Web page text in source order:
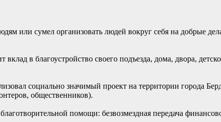
или сумел организовать людей вокруг себя на добрые
в благоустройство своего подъезда, дома, двора,
социально значимый проект на территории города
общественников).
помощи: безвозмездная передача